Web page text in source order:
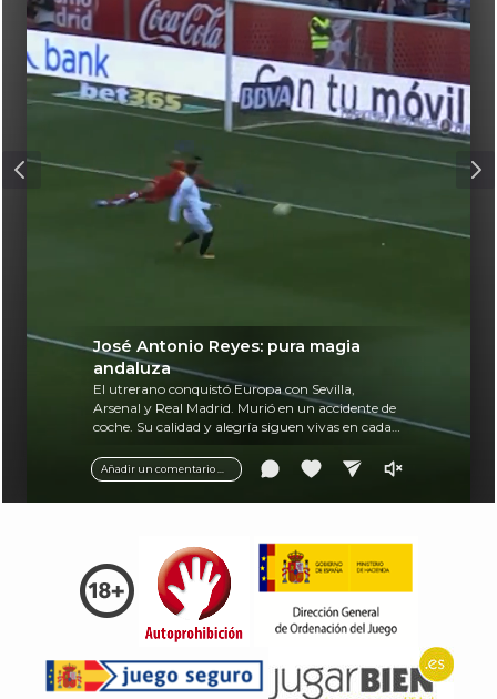
Añadir un comentario ...
José Antonio Reyes: pura magia
andaluza
El utrerano conquistó Europa con Sevilla,
Arsenal y Real Madrid. Murió en un accidente de
coche. Su calidad y alegría siguen vivas en cada